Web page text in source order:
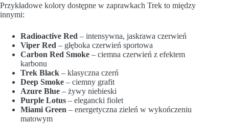
Przykładowe kolory dostępne w zaprawkach Trek to między
innymi:
Radioactive Red – intensywna, jaskrawa czerwień
Viper Red – głęboka czerwień sportowa
Carbon Red Smoke – ciemna czerwień z efektem
karbonu
Trek Black – klasyczna czerń
Deep Smoke – ciemny grafit
Azure Blue – żywy niebieski
Purple Lotus – elegancki fiolet
Miami Green – energetyczna zieleń w wykończeniu
matowym